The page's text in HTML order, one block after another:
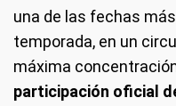
una de las fechas
temporada, en un
máxima
participación oficial